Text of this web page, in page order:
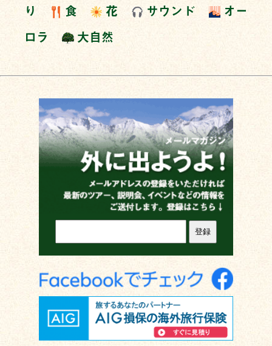
り
食 花 サウンド
オー
ロラ
大自然